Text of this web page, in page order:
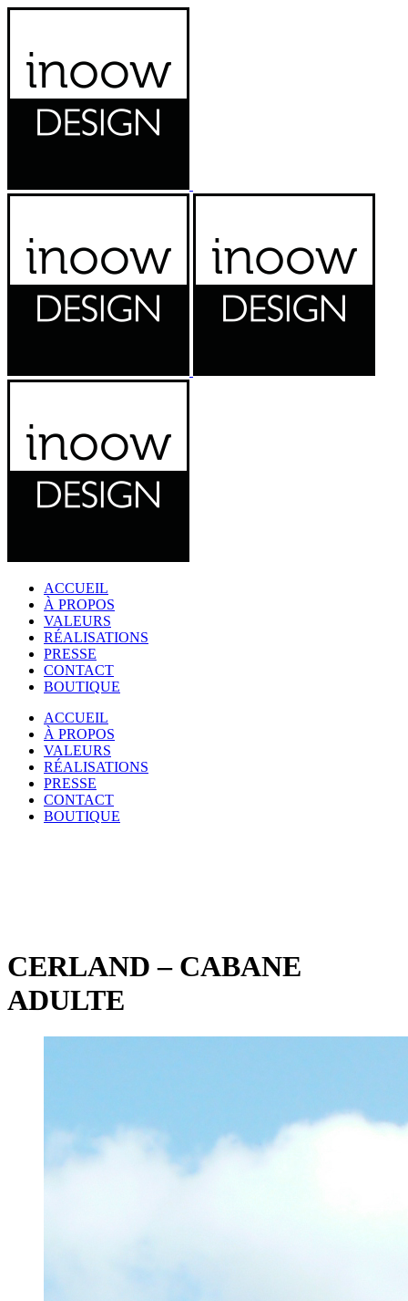
ACCUEIL
À PROPOS
VALEURS
RÉALISATIONS
PRESSE
CONTACT
BOUTIQUE
ACCUEIL
À PROPOS
VALEURS
RÉALISATIONS
PRESSE
CONTACT
BOUTIQUE
CERLAND – CABANE
ADULTE